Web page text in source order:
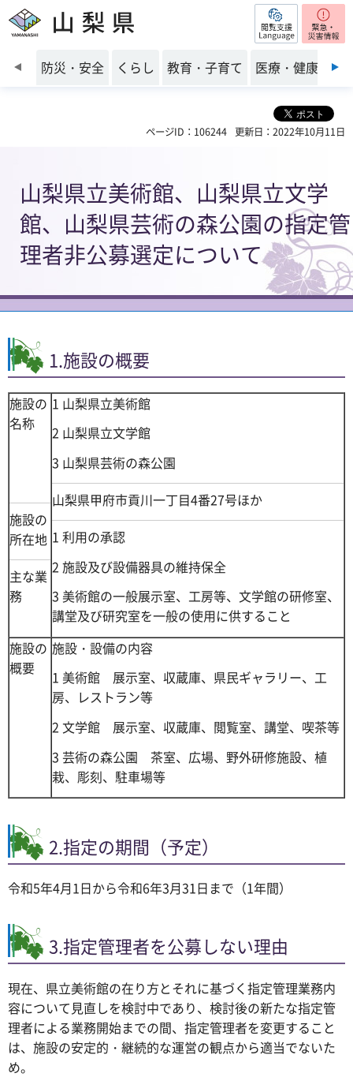
山梨県 閲覧支援
前のスライドを表示
防災・安全 くらし 教育・子育て 医療・健康・福
ページID：106244 更新日：2022年10月11日
山梨県立美術館、山梨県立文学
館、山梨県芸術の森公園の指定管
理者非公募選定について
1.施設の概要
施設の
名称
施設の
所在地
主な業
務
1 山梨県立美術館
2 山梨県立文学館
3 山梨県芸術の森公園
山梨県甲府市貢川一丁目4番27号ほか
1 利用の承認
2 施設及び設備器具の維持保全
3 美術館の一般展示室、工房等、文学館の研修室、
講堂及び研究室を一般の使用に供すること
施設の
概要
施設・設備の内容
1 美術館 展示室、収蔵庫、県民ギャラリー、工
房、レストラン等
2 文学館 展示室、収蔵庫、閲覧室、講堂、喫茶等
3 芸術の森公園 茶室、広場、野外研修施設、植
栽、彫刻、駐車場等
2.指定の期間（予定）
令和5年4月1日から令和6年3月31日まで（1年間）
3.指定管理者を公募しない理由
現在、県立美術館の在り方とそれに基づく指定管理業務内
容について見直しを検討中であり、検討後の新たな指定管
理者による業務開始までの間、指定管理者を変更すること
は、施設の安定的・継続的な運営の観点から適当でないた
め。